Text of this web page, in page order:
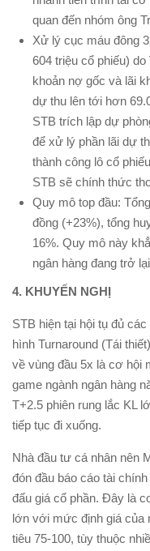
quan đến nhóm ông
Xử lý cục máu đông
604 triệu cổ phiếu)
khoản nợ gốc và lãi
dự thu lên tới hơn
STB trích lập dự
để xử lý phần lãi dự
thành công lô cổ
STB sẽ chính thức
Quy mô top đầu:
đồng (+23%), tổng
16%. Quy mô này
ngân hàng đang trở
4. KHUYẾN NGHỊ
STB hiện tại hội tụ đủ
hình Turnaround (Tái
về vùng đầu 5x là cơ hội
game ngành ngân hàng
T+2.5 phiên rung lắc KL
tiếp tục đi xuống.
Nhà đầu tư cá nhân nên
đón đầu báo cáo tài
đấu giá cổ phần. Đây là
lớn với mức định giá của
tiêu 75-100, tùy thuộc